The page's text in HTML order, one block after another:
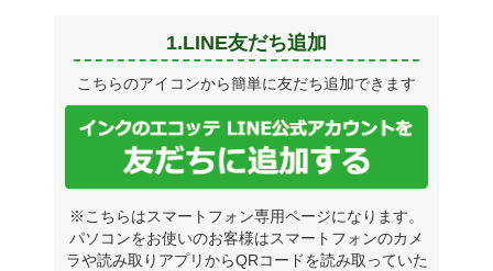
1.LINE友だち追加
こちらのアイコンから簡単に友だち追加できます
※こちらはスマートフォン専用ページになります。
パソコンをお使いのお客様はスマートフォンのカメ
ラや読み取りアプリからQRコードを読み取っていた